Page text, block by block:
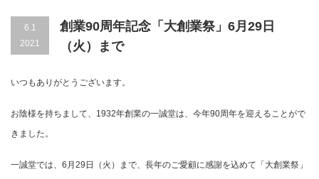
6.1
2021
創業90周年記念「大創業祭」6月29日
（火）まで
いつもありがとうございます。
お陰様を持ちまして、 1932年創業の一誠堂は、今年90周年を迎えることがで
きました。
一誠堂では、 6 月 29 日（火）まで、長年のご愛顧に感謝を込めて「大創業祭」